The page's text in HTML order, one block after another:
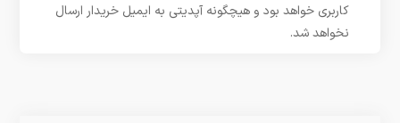
کاربری خواهد بود و هیچگونه آپدیتی به ایمیل خریدار ارسال
نخواهد شد.